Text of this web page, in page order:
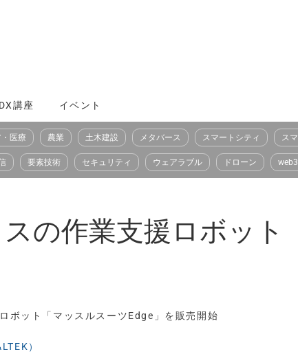
DX講座 イベント
医療 農業 土木建設 メタバース スマートシティ ス
要素技術 セキュリティ ウェアラブル ドローン web3
スの作業支援ロボット
ボット「マッスルスーツEdge」を販売開始
）